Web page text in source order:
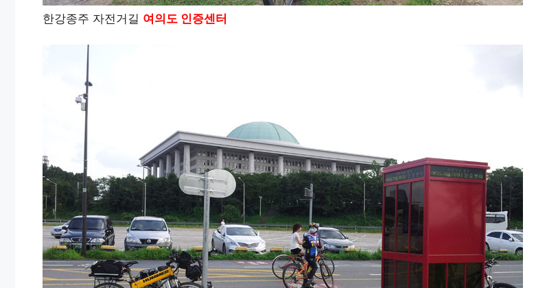
한강종주 자전거길 여의도 인증센터